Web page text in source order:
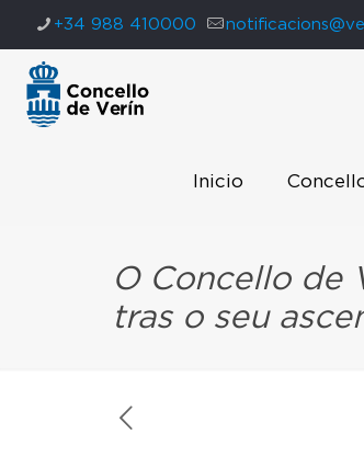
+34 988 410000
Inicio
O Concello de
tras o seu